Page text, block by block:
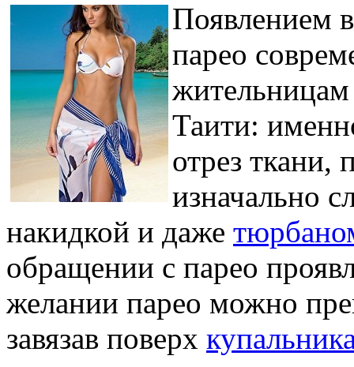
Появлением
парео
Таити:
отрез ткани,
изначально
накидкой и даже
обращении с парео
желании парео можно
завязав поверх